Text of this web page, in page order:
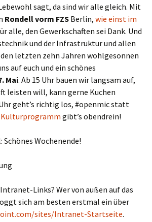
sagt, da sind wir alle gleich. Mit
Rondell vorm FZS Berlin, wie einst im
alle, den Gewerkschaften sei Dank. Und
und der Infrastruktur und allen
den letzten zehn Jahren wohlgesonnen
auf euch und ein schönes
Mai. Ab 15 Uhr bauen wir langsam auf,
leisten will, kann gerne Kuchen
geht’s richtig los, #openmic statt
Kulturprogramm gibt’s obendrein!
Wochenende!
Links? Wer von außen auf das
sich am besten erstmal ein über
sites/Intranet-Startseite.